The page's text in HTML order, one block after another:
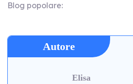
Blog popolare:
Autore
Elisa